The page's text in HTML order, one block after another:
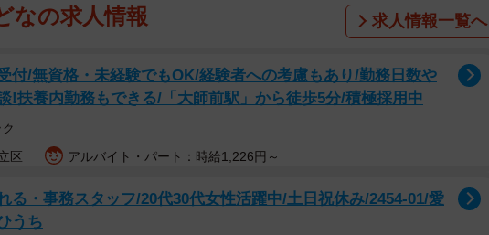
前担当者がいないことに落胆 ©ぼのこ
。その中に、以前退職した先輩・ツツジから引き継いだ顧客であるウスイ
た。引き継ぎの際に連絡はしたものの、当時ウスイは忙しく、きちんとあ
ったのです。その後も何度か手紙を送り続けていたものの全く来店せず、
今度こそ来てくれたら」という願いを込めてDMを送ります。
なの求人情報 求人情報一覧へ
付/無資格・未経験でもOK/経験者への考慮もあり/勤務日数や
!扶養内勤務もできる/「大師前駅」から徒歩5分/積極採用中
区 アルバイト・パート：時給1,226円～
る・事務スタッフ/20代30代女性活躍中/土日祝休み/2454-01/愛
うち